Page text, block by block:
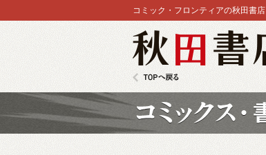
コミック・フロンティアの秋田書店